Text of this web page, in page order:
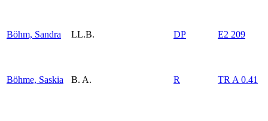
Böhm, Sandra LL.B. DP E2 209
Böhme, Saskia B. A. R TR A 0.41